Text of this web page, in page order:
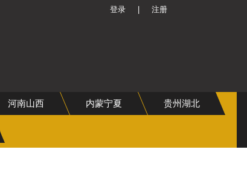
登录 注册
河南山西 内蒙宁夏 贵州湖北